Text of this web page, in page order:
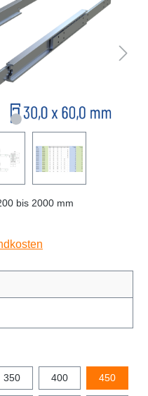
bis 2000 mm
350 400 450